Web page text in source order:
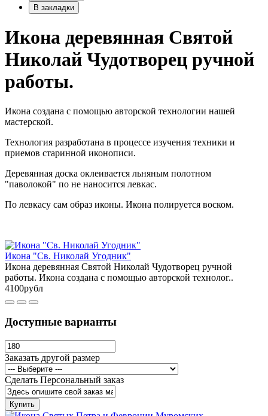
В закладки
Икона деревянная Святой
Николай Чудотворец ручной
работы.
Икона создана с помощью авторской технологии нашей
мастерской.
Технология разработана в процессе изучения техники и
приемов старинной иконописи.
Деревянная доска оклеивается льняным полотном
"паволокой" по не наносится левкас.
По левкасу сам образ иконы. Икона полируется воском.
Икона "Св. Николай Угодник"
Икона деревянная Святой Николай Чудотворец ручной
работы. Икона создана с помощью авторской технолог..
4100рубл
Доступные варианты
Заказать другой размер
Сделать Персональный заказ
Купить